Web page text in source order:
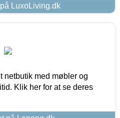
LuxoLiving.dk
netbutik med møbler og
Klik her for at se deres